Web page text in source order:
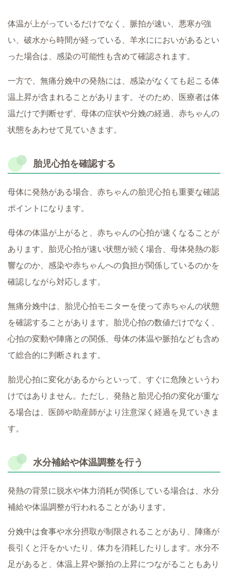
体温が上がっているだけでなく、脈拍が速い、悪寒が強
い、破水から時間が経っている、羊水ににおいがあるとい
った場合は、感染の可能性も含めて確認されます。
一方で、無痛分娩中の発熱には、感染がなくても起こる体
温上昇が含まれることがあります。そのため、医療者は体
温だけで判断せず、母体の症状や分娩の経過、赤ちゃんの
状態をあわせて見ていきます。
胎児心拍を確認する
母体に発熱がある場合、赤ちゃんの胎児心拍も重要な確認
ポイントになります。
母体の体温が上がると、赤ちゃんの心拍が速くなることが
あります。胎児心拍が速い状態が続く場合、母体発熱の影
響なのか、感染や赤ちゃんへの負担が関係しているのかを
確認しながら対応します。
無痛分娩中は、胎児心拍モニターを使って赤ちゃんの状態
を確認することがあります。胎児心拍の数値だけでなく、
心拍の変動や陣痛との関係、母体の体温や脈拍なども含め
て総合的に判断されます。
胎児心拍に変化があるからといって、すぐに危険というわ
けではありません。ただし、発熱と胎児心拍の変化が重な
る場合は、医師や助産師がより注意深く経過を見ていきま
す。
水分補給や体温調整を行う
発熱の背景に脱水や体力消耗が関係している場合は、水分
補給や体温調整が行われることがあります。
分娩中は食事や水分摂取が制限されることがあり、陣痛が
長引くと汗をかいたり、体力を消耗したりします。水分不
足があると、体温上昇や脈拍の上昇につながることもあり